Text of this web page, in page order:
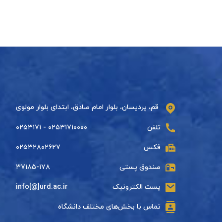
قم، پردیسان، بلوار امام صادق، ابتدای بلوار مولوی
تلفن ۰۲۵۳۱۷۱۰۰۰۰ - ۰۲۵۳۱۷۱
فکس ۰۲۵۳۲۸۰۲۶۲۷
صندوق پستی ۳۷۱۸۵-۱۷۸
پست الکترونیک info[@]urd.ac.ir
تماس با بخش‌های مختلف دانشگاه